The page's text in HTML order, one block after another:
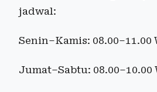
jadwal:
Senin–Kamis: 08.00–11.00
Jumat–Sabtu: 08.00–10.00